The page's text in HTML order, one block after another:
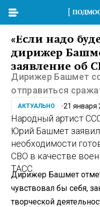
«Если надо
дирижер
заявление об
Дирижер Башмет
отправиться
АКТУАЛЬНО 21 января
Народный артист
Юрий Башмет
необходимости
СВО в качестве
ТАСС.
Дирижер Башмет
чувствовал бы себя,
творческой